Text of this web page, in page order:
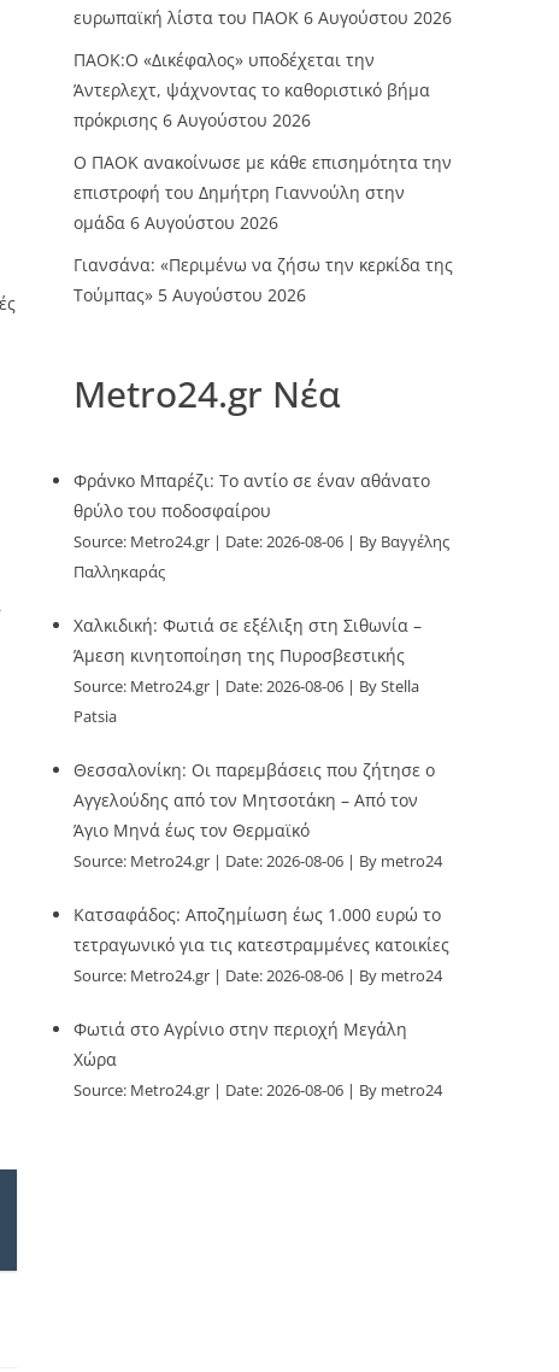
ευρωπαϊκή λίστα του ΠΑΟΚ 6 Αυγούστου 2026
ΠΑΟΚ:Ο «Δικέφαλος» υποδέχεται την
Άντερλεχτ, ψάχνοντας το καθοριστικό βήμα
πρόκρισης 6 Αυγούστου 2026
Ο ΠΑΟΚ ανακοίνωσε με κάθε επισημότητα την
επιστροφή του Δημήτρη Γιαννούλη στην
ομάδα 6 Αυγούστου 2026
Γιανσάνα: «Περιμένω να ζήσω την κερκίδα της
Τούμπας» 5 Αυγούστου 2026
Metro24.gr Νέα
Φράνκο Μπαρέζι: Το αντίο σε έναν αθάνατο
θρύλο του ποδοσφαίρου
Source: Metro24.gr Date: 2026-08-06
By Βαγγέλης
Παλληκαράς
Χαλκιδική: Φωτιά σε εξέλιξη στη Σιθωνία –
Άμεση κινητοποίηση της Πυροσβεστικής
Source: Metro24.gr Date: 2026-08-06
By Stella
Patsia
Θεσσαλονίκη: Οι παρεμβάσεις που ζήτησε ο
Αγγελούδης από τον Μητσοτάκη – Από τον
Άγιο Μηνά έως τον Θερμαϊκό
Source: Metro24.gr Date: 2026-08-06 By metro24
Κατσαφάδος: Αποζημίωση έως 1.000 ευρώ το
τετραγωνικό για τις κατεστραμμένες κατοικίες
Source: Metro24.gr Date: 2026-08-06 By metro24
Φωτιά στο Αγρίνιο στην περιοχή Μεγάλη
Χώρα
Source: Metro24.gr Date: 2026-08-06 By metro24